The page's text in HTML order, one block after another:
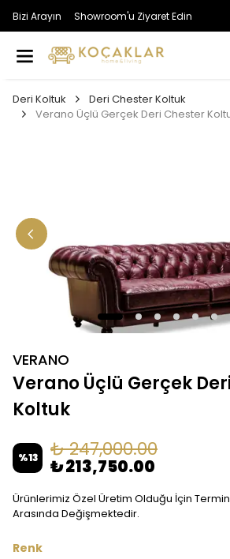
Bizi Arayın Showroom'u Ziyaret Edin
Deri Koltuk
Deri Chester Koltuk
Verano Üçlü Gerçek Deri Chester
VERANO
Verano Üçlü Gerçek
Koltuk
%13 ₺ 247,000.00
₺ 213,750.00
Ürünlerimiz Özel Üretim Olduğu İçin
Arasında Değişmektedir.
Renk